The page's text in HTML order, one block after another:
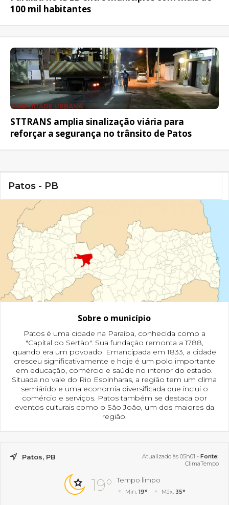
100 mil habitantes
MOBILIDADE URBANA
STTRANS amplia sinalização viária para
reforçar a segurança no trânsito de Patos
Patos - PB
Sobre o município
Patos é uma cidade na Paraíba, conhecida como a
"Capital do Sertão". Sua fundação remonta a 1788,
quando era um povoado. Emancipada em 1833, a cidade
cresceu significativamente e hoje é um polo importante
em educação, comércio e saúde no interior do estado.
Situada no vale do Rio Espinharas, a região tem um clima
semiárido e uma economia diversificada que inclui o
comércio e serviços. Patos também se destaca por
eventos culturais como o São João, um dos maiores da
região.
Patos, PB Atualizado às 05h01 - Fonte:
ClimaTempo
19° Tempo limpo
Mín.19° Máx. 35°